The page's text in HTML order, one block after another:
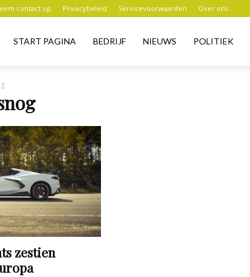
contact op Privacybeleid Servicevoorwaarden Over ons
START PAGINA BEDRIJF NIEUWS POLITIEK
zestien